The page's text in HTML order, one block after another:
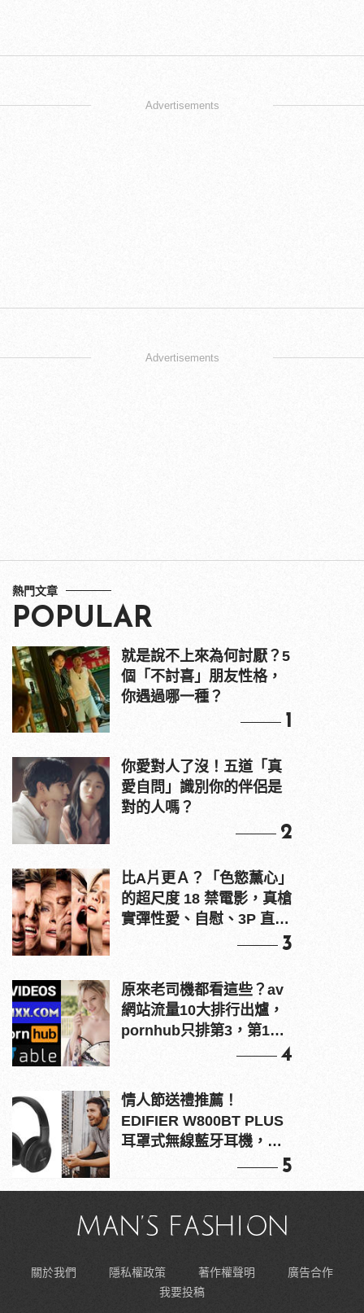
Advertisements
Advertisements
熱門文章
POPULAR
就是說不上來為何討厭？5
個「不討喜」朋友性格，
你遇過哪一種？
1
你愛對人了沒！五道「真
愛自問」識別你的伴侶是
對的人嗎？
2
比A片更Ａ？「色慾薰心」
的超尺度 18 禁電影，真槍
實彈性愛、自慰、3P 直接
3
原來老司機都看這些？av
網站流量10大排行出爐，
pornhub只排第3，第1名
4
情人節送禮推薦！
EDIFIER W800BT PLUS
耳罩式無線藍牙耳機，在
5
關於我們 隱私權政策 著作權聲明
廣告合作
我要投稿